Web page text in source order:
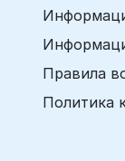
Правила
Политика